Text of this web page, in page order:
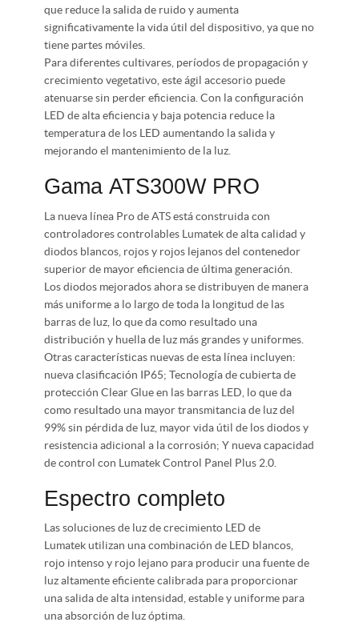
que reduce la salida de ruido y aumenta
significativamente la vida útil del dispositivo, ya que no
tiene partes móviles.
Para diferentes cultivares, períodos de propagación y
crecimiento vegetativo, este ágil accesorio puede
atenuarse sin perder eficiencia. Con la configuración
LED de alta eficiencia y baja potencia reduce la
temperatura de los LED aumentando la salida y
mejorando el mantenimiento de la luz.
Gama ATS300W PRO
La nueva línea Pro de ATS está construida con
controladores controlables Lumatek de alta calidad y
diodos blancos, rojos y rojos lejanos del contenedor
superior de mayor eficiencia de última generación.
Los diodos mejorados ahora se distribuyen de manera
más uniforme a lo largo de toda la longitud de las
barras de luz, lo que da como resultado una
distribución y huella de luz más grandes y uniformes.
Otras características nuevas de esta línea incluyen:
nueva clasificación IP65; Tecnología de cubierta de
protección Clear Glue en las barras LED, lo que da
como resultado una mayor transmitancia de luz del
99% sin pérdida de luz, mayor vida útil de los diodos y
resistencia adicional a la corrosión; Y nueva capacidad
de control con Lumatek Control Panel Plus 2.0.
Espectro completo
Las soluciones de luz de crecimiento LED de
Lumatek utilizan una combinación de LED blancos,
rojo intenso y rojo lejano para producir una fuente de
luz altamente eficiente calibrada para proporcionar
una salida de alta intensidad, estable y uniforme para
una absorción de luz óptima.